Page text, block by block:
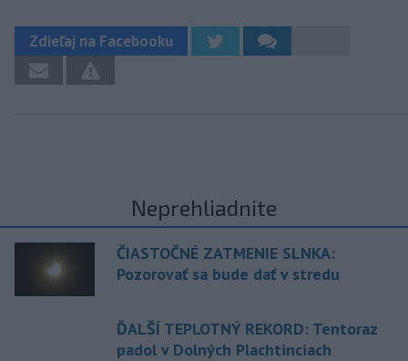
Zdieľaj na Facebooku
Neprehliadnite
ČIASTOČNÉ ZATMENIE SLNKA:
Pozorovať sa bude dať v stredu
ĎALŠÍ TEPLOTNÝ REKORD: Tentoraz
padol v Dolných Plachtinciach